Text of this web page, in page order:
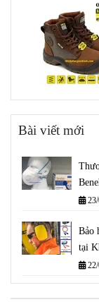
Bài viết mới
pháp
23/
Bảo
tại
22/